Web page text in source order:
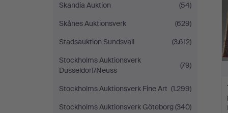
Skandia Auktion
(54)
Skånes Auktionsverk
(629)
Stadsauktion Sundsvall
(3.612)
Stockholms Auktionsverk
Düsseldorf/Neuss
(79)
Stockholms Auktionsverk Fine Art (1.299)
Stockholms Auktionsverk Göteborg(340)